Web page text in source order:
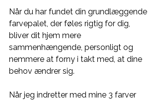
Når du har fundet din grundlæggende
farvepalet, der føles rigtig for dig,
bliver dit hjem mere
sammenhængende, personligt og
nemmere at forny i takt med, at dine
behov ændrer sig.
Når jeg indretter med mine 3 farver